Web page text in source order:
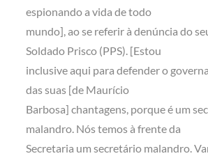
espionando a vida de todo
mundo], ao se referir à denúncia do
Soldado Prisco (PPS). [Estou
inclusive aqui para defender o
das suas [de Maurício
Barbosa] chantagens, porque é um
malandro. Nós temos à frente da
Secretaria um secretário malandro.